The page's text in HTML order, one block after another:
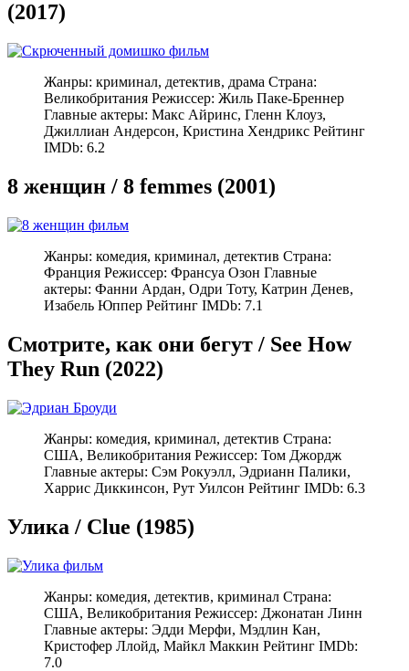
(2017)
Жанры: криминал, детектив, драма Страна:
Великобритания Режиссер: Жиль Паке-Бреннер
Главные актеры: Макс Айринс, Гленн Клоуз,
Джиллиан Андерсон, Кристина Хендрикс Рейтинг
IMDb: 6.2
8 женщин / 8 femmes (2001)
Жанры: комедия, криминал, детектив Страна:
Франция Режиссер: Франсуа Озон Главные
актеры: Фанни Ардан, Одри Тоту, Катрин Денев,
Изабель Юппер Рейтинг IMDb: 7.1
Смотрите, как они бегут / See How
They Run (2022)
Жанры: комедия, криминал, детектив Страна:
США, Великобритания Режиссер: Том Джордж
Главные актеры: Сэм Рокуэлл, Эдрианн Палики,
Харрис Диккинсон, Рут Уилсон Рейтинг IMDb: 6.3
Улика / Clue (1985)
Жанры: комедия, детектив, криминал Страна:
США, Великобритания Режиссер: Джонатан Линн
Главные актеры: Эдди Мерфи, Мэдлин Кан,
Кристофер Ллойд, Майкл Маккин Рейтинг IMDb:
7.0